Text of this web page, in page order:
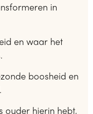
in
en waar het
boosheid en
ouder hierin hebt,